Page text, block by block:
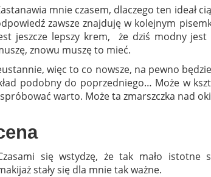
mnie czasem, dlaczego ten ideał
zawsze znajduję w kolejnym
jeszcze lepszy krem, że dziś modny
znowu muszę to mieć.
więc to co nowsze, na pewno
podobny do poprzedniego… Może w
warto. Może ta zmarszczka nad
się wstydzę, że tak mało istotne
stały się dla mnie tak ważne.